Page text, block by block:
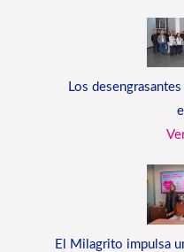
Los
El Milagrito impulsa